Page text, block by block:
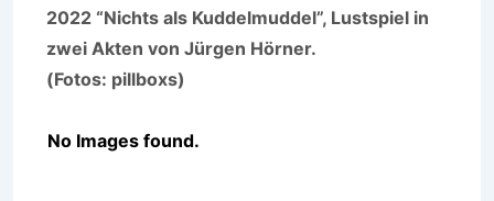
2022 “Nichts als Kuddelmuddel”, Lustspiel in
zwei Akten von Jürgen Hörner.
(Fotos: pillboxs)
No Images found.